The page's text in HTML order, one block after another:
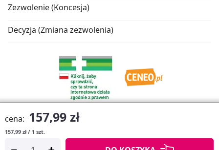
cena: 157,99 zł
157,99 zł / 1 szt.
Zezwolenie (Koncesja)
Decyzja (Zmiana zezwolenia)
APTUSSHOP